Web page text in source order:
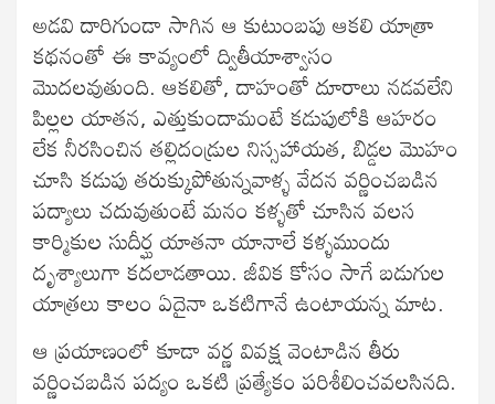
అడవి దారిగుండా సాగిన ఆ కుటుంబపు ఆకలి యాత్రా
కథనంతో ఈ కావ్యంలో ద్వితీయాశ్వాసం
మొదలవుతుంది. ఆకలితో, దాహంతో దూరాలు నడవలేని
పిల్లల యాతన, ఎత్తుకుందామంటే కడుపులోకి ఆహరం
లేక నీరసించిన తల్లిదండ్రుల నిస్సహాయత, బిడ్డల మొహం
చూసి కడుపు తరుక్కుపోతున్నవాళ్ళ వేదన వర్ణించబడిన
పద్యాలు చదువుతుంటే మనం కళ్ళతో చూసిన వలస
కార్మికుల సుదీర్ఘ యాతనా యానాలే కళ్ళముందు
దృశ్యాలుగా కదలాడతాయి. జీవిక కోసం సాగే బడుగుల
యాత్రలు కాలం ఏదైనా ఒకటిగానే ఉంటాయన్న మాట.
ఆ ప్రయాణంలో కూడా వర్ణ వివక్ష వెంటాడిన తీరు
వర్ణించబడిన పద్యం ఒకటి ప్రత్యేకం పరిశీలించవలసినది.